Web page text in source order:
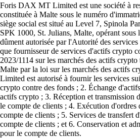
Foris DAX MT Limited est une société à
constituée à Malte sous le numéro
siège social est situé au Level 7, Spinola
SPK 1000, St. Julians, Malte, opérant sous
dûment autorisée par l'Autorité des
que fournisseur de services d'actifs crypto
2023/1114 sur les marchés des actifs
Malte par la loi sur les marchés des actifs
Limited est autorisé à fournir les services
crypto contre des fonds ; 2. Échange
actifs crypto ; 3. Réception et transmission
le compte de clients ; 4. Exécution
compte de clients ; 5. Services de transfert
compte de clients ; et 6. Conservation et
pour le compte de clients.